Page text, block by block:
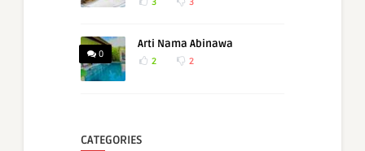
0
Arti Nama Abinawa
2 2
CATEGORIES